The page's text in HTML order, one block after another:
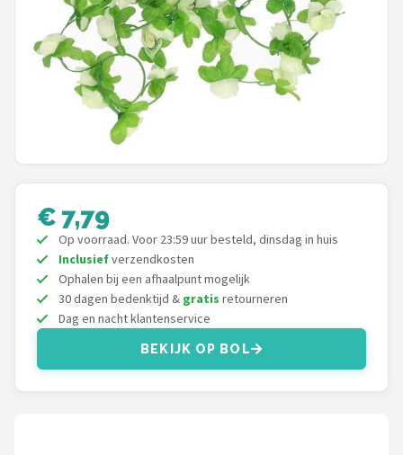
Shop
POPULAIRE MERKEN
AXA
New Looxs
BBB Cycling
Voltano
€ 7,79
Op voorraad. Voor 23:59 uur besteld, dinsdag in huis
Inclusiefverzendkosten
Ophalen bij een afhaalpunt mogelijk
30 dagen bedenktijd & gratis retourneren
Dag en nacht klantenservice
BEKIJK OP BOL